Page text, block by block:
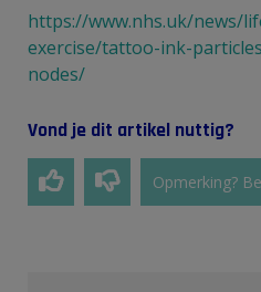
https://www.nhs.uk/news/
exercise/tattoo-ink-
nodes/
Vond je dit artikel nuttig?
Opmerking?